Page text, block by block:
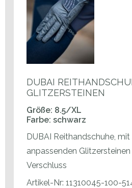
DUBAI
GLITZERSTEINEN
Größe: 8.5/XL
Farbe: schwarz
DUBAI Reithandschuhe,
anpassenden
Verschluss
Artikel-Nr: 11310045-100-